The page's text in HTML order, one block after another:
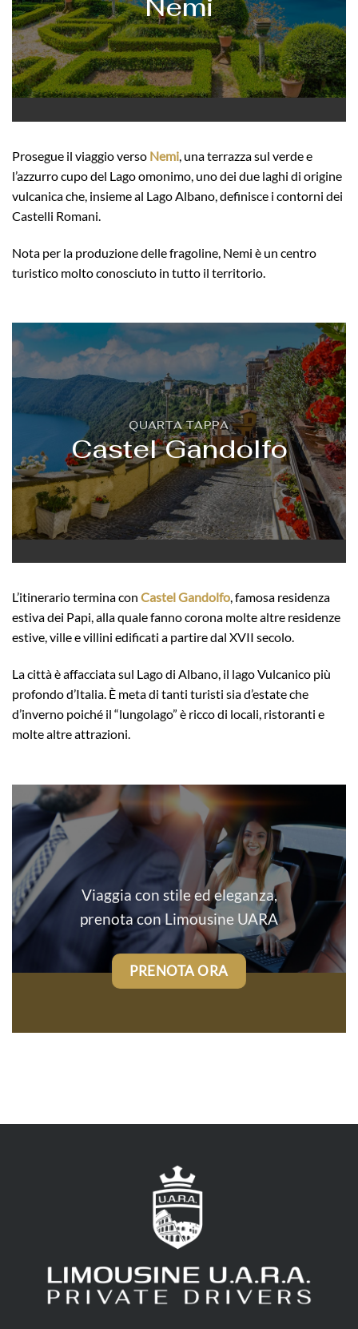
Nemi
Prosegue il viaggio verso Nemi , una terrazza sul verde e
l’azzurro cupo del Lago omonimo, uno dei due laghi di origine
vulcanica che, insieme al Lago Albano, definisce i contorni dei
Castelli Romani.
Nota per la produzione delle fragoline, Nemi è un centro
turistico molto conosciuto in tutto il territorio.
QUARTA TAPPA
Castel Gandolfo
L’itinerario termina con Castel Gandolfo, famosa residenza
estiva dei Papi, alla quale fanno corona molte altre residenze
estive, ville e villini edificati a partire dal XVII secolo.
La città è affacciata sul Lago di Albano, il lago Vulcanico più
profondo d’Italia. È meta di tanti turisti sia d’estate che
d’inverno poiché il “lungolago” è ricco di locali, ristoranti e
molte altre attrazioni.
Viaggia con stile ed eleganza,
prenota con Limousine UARA
PRENOTA ORA